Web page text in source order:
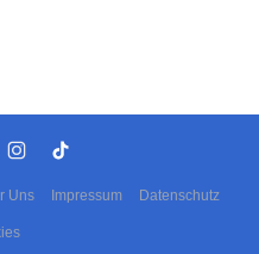
Uns Impressum Datenschutz